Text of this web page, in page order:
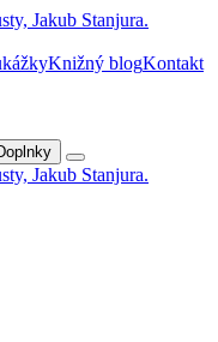
Knižný blogKontakt